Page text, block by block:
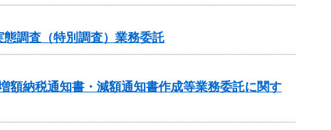
調査（特別調査）業務委託
額納税通知書・減額通知書作成等業務委託に関す